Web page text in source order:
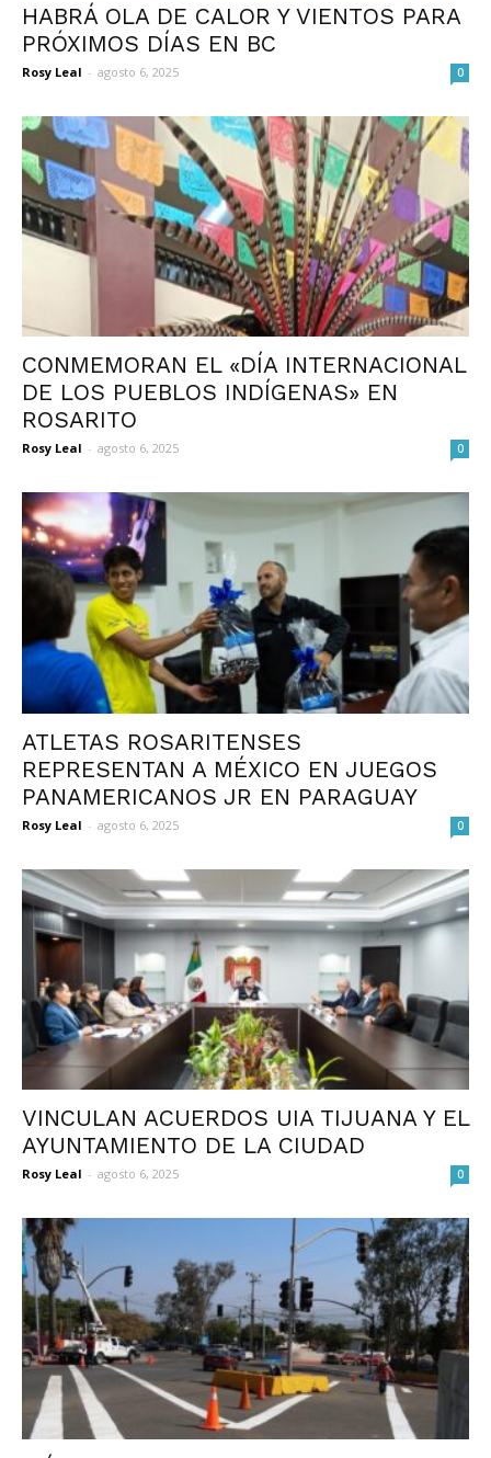
HABRÁ OLA DE CALOR Y VIENTOS PARA
PRÓXIMOS DÍAS EN BC
Rosy Leal - agosto 6, 2025 0
CONMEMORAN EL «DÍA INTERNACIONAL
DE LOS PUEBLOS INDÍGENAS» EN
ROSARITO
Rosy Leal - agosto 6, 2025 0
ATLETAS ROSARITENSES
REPRESENTAN A MÉXICO EN JUEGOS
PANAMERICANOS JR EN PARAGUAY
Rosy Leal - agosto 6, 2025 0
VINCULAN ACUERDOS UIA TIJUANA Y EL
AYUNTAMIENTO DE LA CIUDAD
Rosy Leal - agosto 6, 2025 0